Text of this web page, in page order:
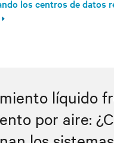
los centros de datos
líquido
por aire: